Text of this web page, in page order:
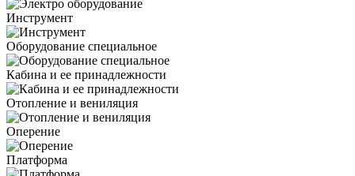
Инструмент
Оборудование специальное
Кабина и ее принадлежности
Отопление и вениляция
Оперение
Платформа